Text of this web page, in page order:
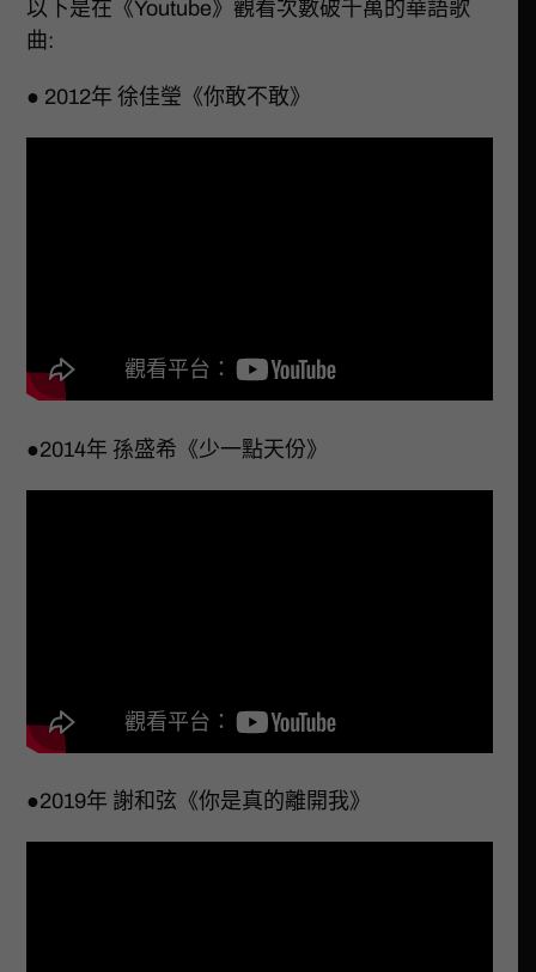
以下是在《Youtube》觀看次數破千萬的華語歌
曲:
● 2012年 徐佳瑩《你敢不敢》
●2014年 孫盛希《少一點天份》
●2019年 謝和弦《你是真的離開我》